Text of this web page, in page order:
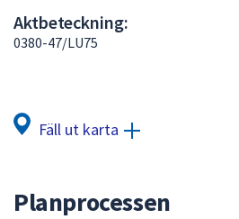
Aktbeteckning:
0380-47/LU75
Fäll ut karta
Planprocessen